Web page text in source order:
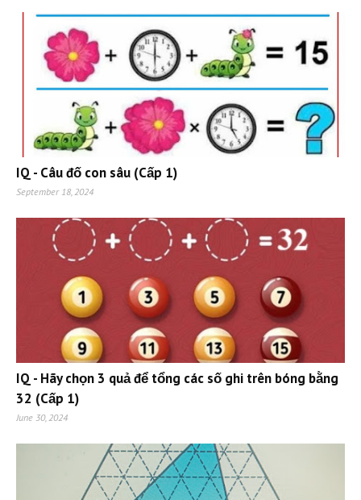
IQ - Câu đố con sâu (Cấp 1)
September 18, 2024
IQ - Hãy chọn 3 quả để tổng các số ghi trên bóng bằng
32 (Cấp 1)
June 30, 2024